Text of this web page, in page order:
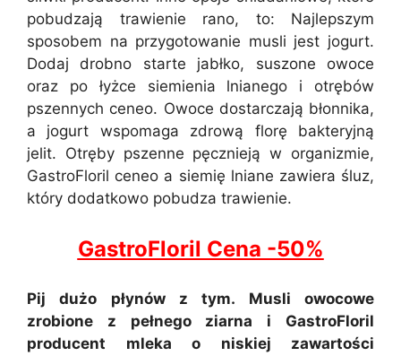
pobudzają trawienie rano, to: Najlepszym
sposobem na przygotowanie musli jest jogurt.
Dodaj drobno starte jabłko, suszone owoce
oraz po łyżce siemienia lnianego i otrębów
pszennych ceneo. Owoce dostarczają błonnika,
a jogurt wspomaga zdrową florę bakteryjną
jelit. Otręby pszenne pęcznieją w organizmie,
GastroFloril ceneo a siemię lniane zawiera śluz,
który dodatkowo pobudza trawienie.
GastroFloril Cena -50%
Pij dużo płynów z tym. Musli owocowe
zrobione z pełnego ziarna i GastroFloril
producent mleka o niskiej zawartości